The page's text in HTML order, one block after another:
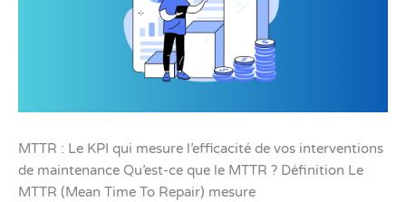
MTTR : Le KPI qui mesure l’efficacité de vos interventions
de maintenance Qu’est-ce que le MTTR ? Définition Le
MTTR (Mean Time To Repair) mesure